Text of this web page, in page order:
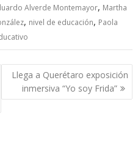
er
y
p
e
e
a
m
ar
Alverde Montemayor, Martha
, nivel de educación, Paola
Llega a Querétaro exposición
inmersiva “Yo soy Frida”